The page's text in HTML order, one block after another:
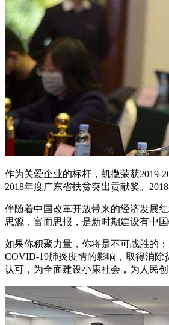
作为关爱企业的标杆，凯撒荣获2019-
2018年度广东省扶贫突出贡献奖。
伴随着中国改革开放带来的经济发展
思源，富而思报，是新时期建设有中
如果你积聚力量，你将是不可战胜的
COVID-19肺炎疫情的影响，取得消
认可，为全面建设小康社会，为人民